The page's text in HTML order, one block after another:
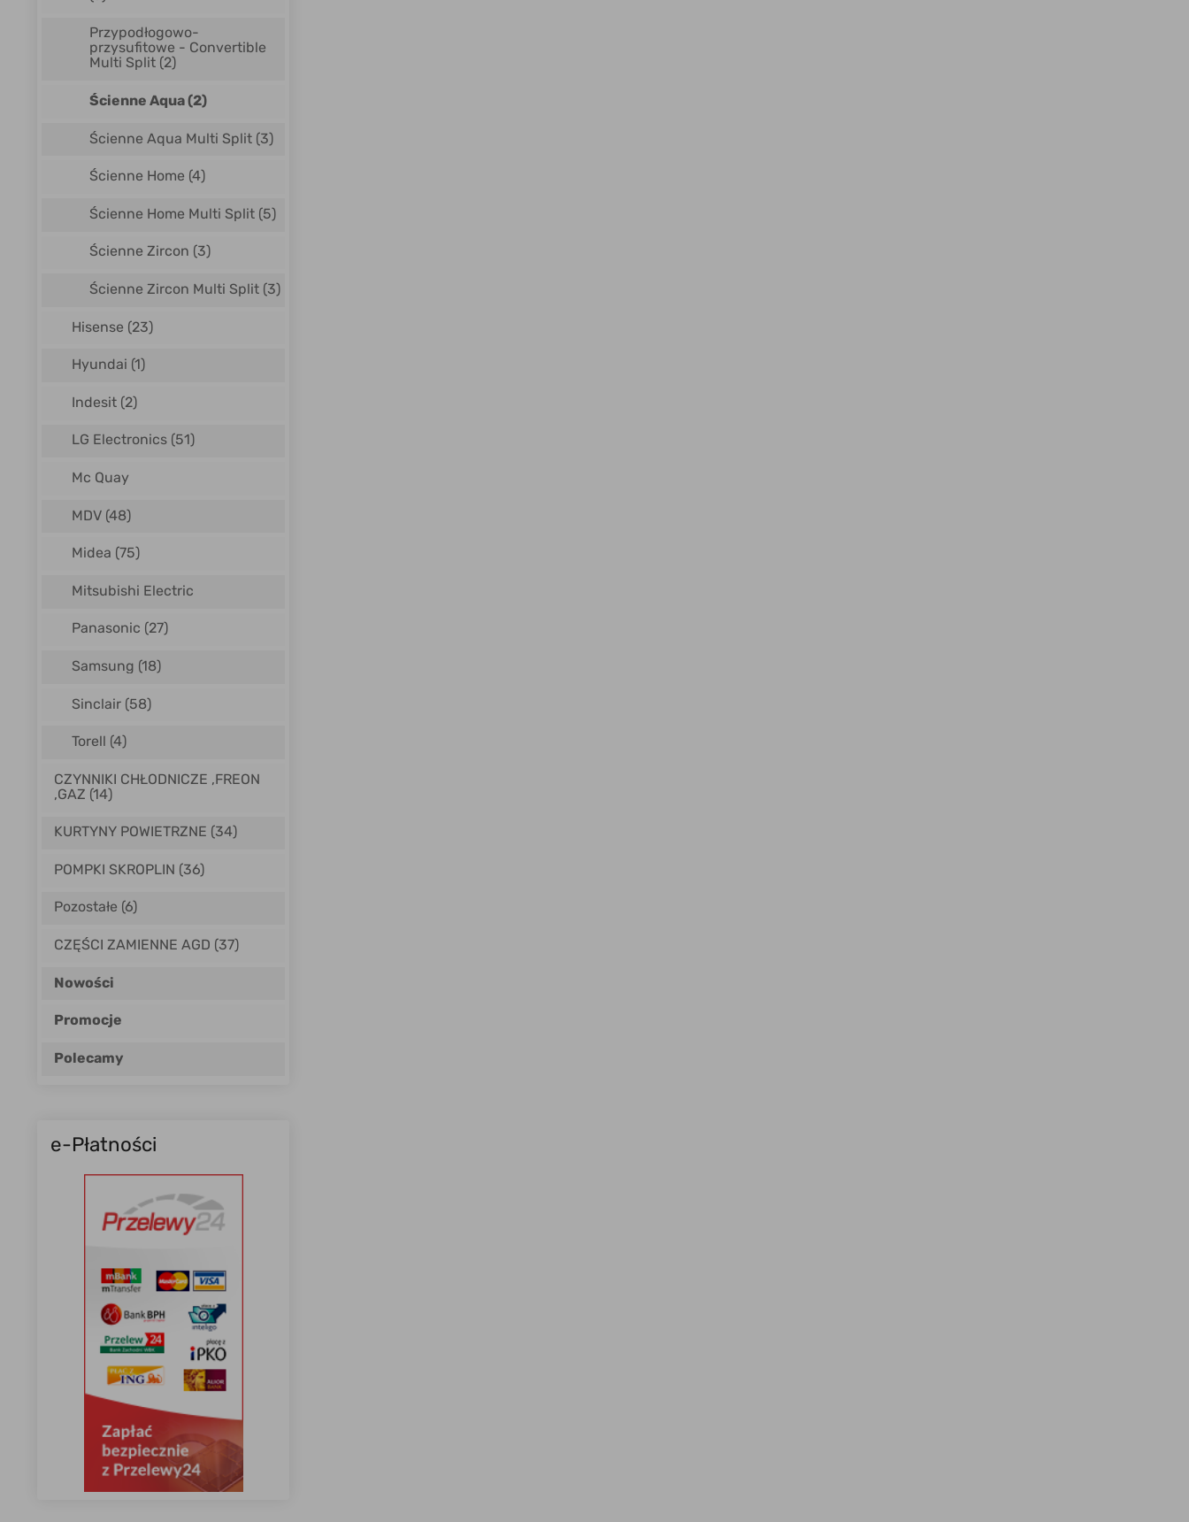
Przypodłogowo-
przysufitowe - Convertible
Multi Split (2)
Ścienne Aqua(2)
Ścienne Aqua Multi Split (3)
Ścienne Home (4)
Ścienne Home Multi Split (5)
Ścienne Zircon (3)
Ścienne Zircon Multi Split (3)
Hisense (23)
Hyundai (1)
Indesit (2)
LG Electronics (51)
Mc Quay
MDV (48)
Midea (75)
Mitsubishi Electric
Panasonic (27)
Samsung (18)
Sinclair (58)
Torell (4)
CZYNNIKI CHŁODNICZE ,FREON
,GAZ (14)
KURTYNY POWIETRZNE (34)
POMPKI SKROPLIN (36)
Pozostałe (6)
CZĘŚCI ZAMIENNE AGD (37)
Nowości
Promocje
Polecamy
e-Płatności